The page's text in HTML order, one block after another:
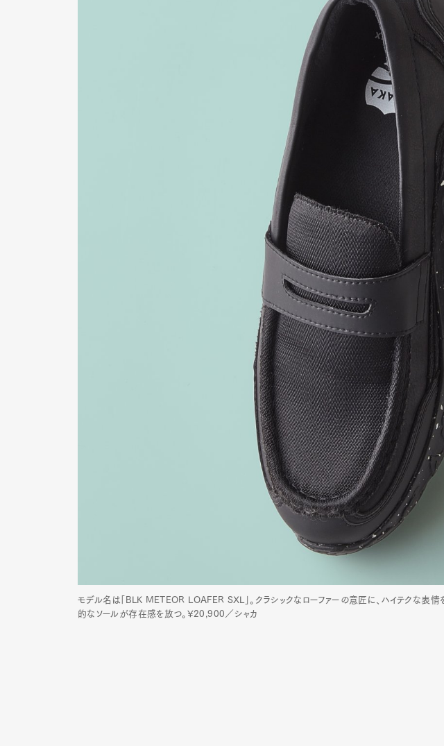
モデル名は「BLK METEOR LOAFER SXL」。クラシックなローファーの意匠に、ハイテクな表
的なソールが存在感を放つ。¥20,900／シャカ